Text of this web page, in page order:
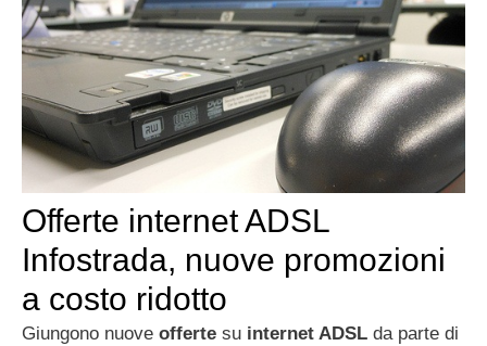
Offerte internet ADSL
Infostrada, nuove promozioni
a costo ridotto
Giungono nuove offerte su internet ADSL da parte di